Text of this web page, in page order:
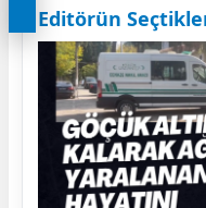
Editörün